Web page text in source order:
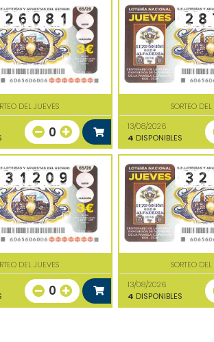
DEL JUEVES
0
SORTEO
13/08/2026
4 DISPONIBLES
DEL JUEVES
0
SORTEO
13/08/2026
4 DISPONIBLES